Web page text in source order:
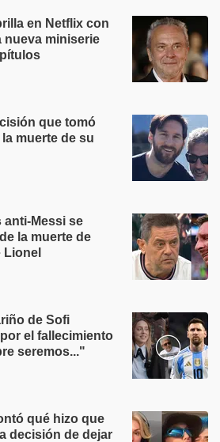
en Netflix con
nueva miniserie
que tomó
muerte de su
anti-Messi se
la muerte de
Lionel
de Sofi
el fallecimiento
seremos..."
qué hizo que
decisión de dejar